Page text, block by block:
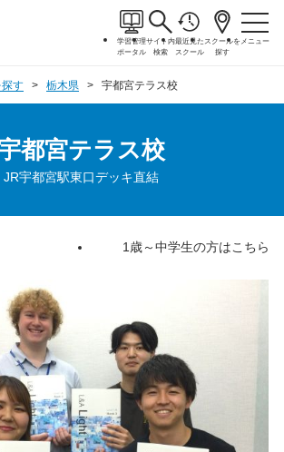
学習管理
ポータル
サイト内
検索
最近見た
スクール
スクールを
探す
メニュー
す 栃木県 宇都宮テラス校
都宮テラス校
JR宇都宮駅東口デッキ直結
1歳～中学生の方はこちら